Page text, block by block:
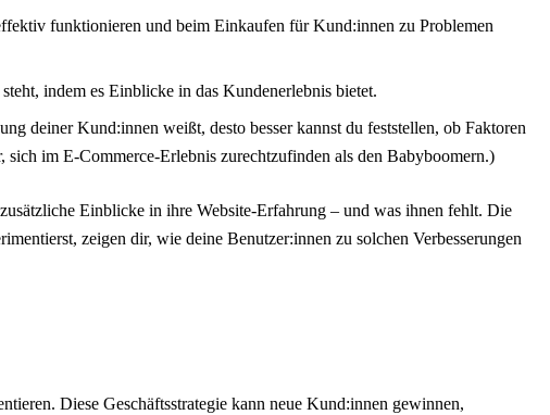
funktionieren und beim Einkaufen für Kund:innen zu Problemen
indem es Einblicke in das Kundenerlebnis bietet.
deiner Kund:innen weißt, desto besser kannst du feststellen, ob Faktoren
im E-Commerce-Erlebnis zurechtzufinden als den Babyboomern.)
Einblicke in ihre Website-Erfahrung – und was ihnen fehlt. Die
zeigen dir, wie deine Benutzer:innen zu solchen Verbesserungen
Diese Geschäftsstrategie kann neue Kund:innen gewinnen,